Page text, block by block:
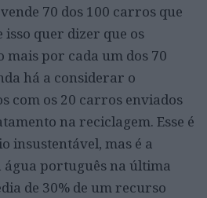
70 dos 100 carros que
quer dizer que os
mais por cada um dos 70
há a considerar o
com os 20 carros enviados
na reciclagem. Esse é
insustentável, mas é a
água português na última
de 30% de um recurso